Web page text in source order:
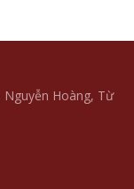
Nguyễn Hoàng, Từ